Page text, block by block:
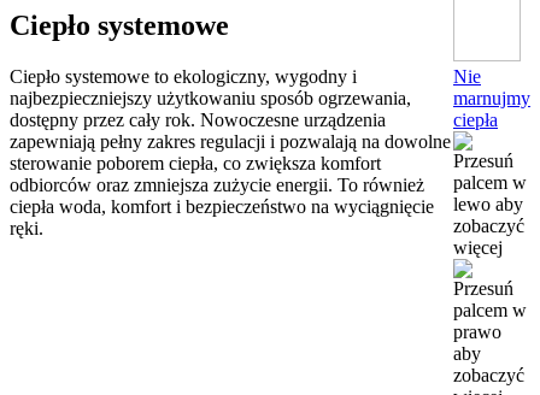
Ciepło systemowe
Ciepło systemowe to ekologiczny, wygodny i
najbezpieczniejszy użytkowaniu sposób ogrzewania,
dostępny przez cały rok. Nowoczesne urządzenia
zapewniają pełny zakres regulacji i pozwalają na dowolne
sterowanie poborem ciepła, co zwiększa komfort
odbiorców oraz zmniejsza zużycie energii. To również
ciepła woda, komfort i bezpieczeństwo na wyciągnięcie
ręki.
Nie
marnujmy
ciepła